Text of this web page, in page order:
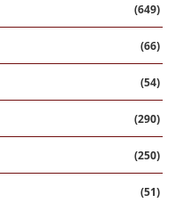
(649)
(66)
(54)
(290)
(250)
(51)